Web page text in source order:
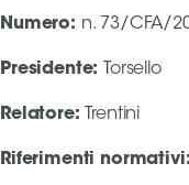
Numero: n. 73/CFA/
Presidente: Torsello
Relatore: Trentini
Riferimenti normativi